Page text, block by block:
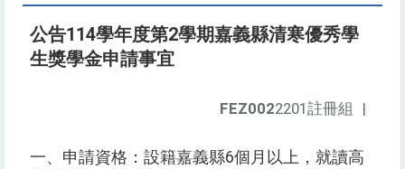
公告114學年度第2學期嘉義縣清寒優秀學
生獎學金申請事宜
FEZ0022201註冊組 |
一、申請資格：設籍嘉義縣6個月以上，就讀高